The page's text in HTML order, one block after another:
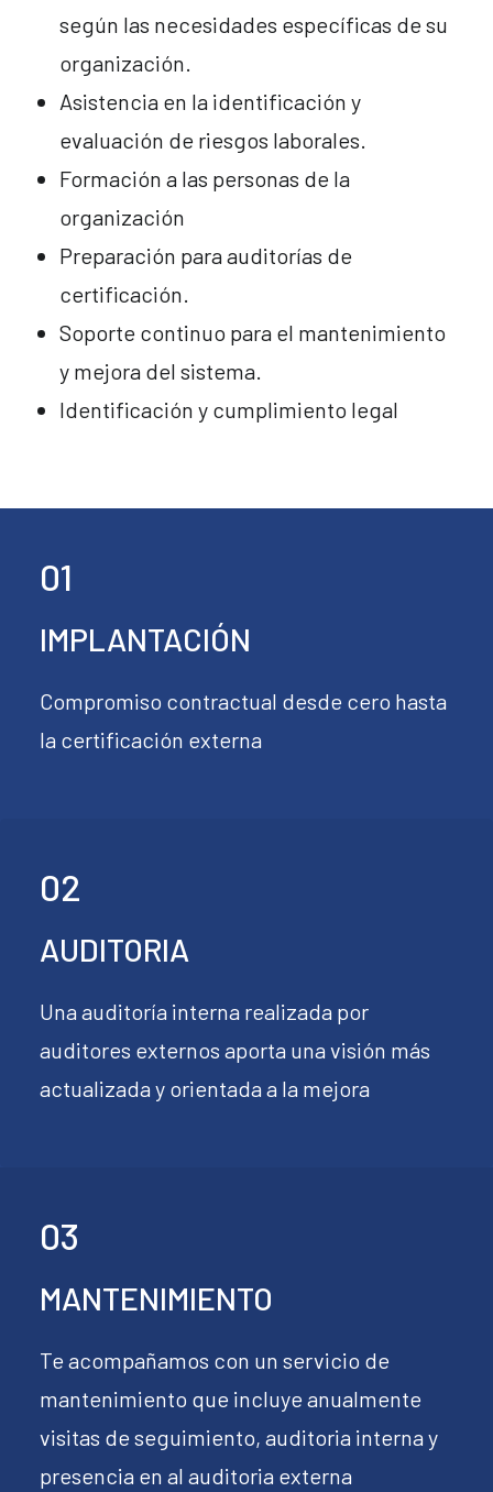
según las necesidades específicas de su
organización.
Asistencia en la identificación y
evaluación de riesgos laborales.
Formación a las personas de la
organización
Preparación para auditorías de
certificación.
Soporte continuo para el mantenimiento
y mejora del sistema.
Identificación y cumplimiento legal
01
IMPLANTACIÓN
Compromiso contractual desde cero hasta
la certificación externa
02
AUDITORIA
Una auditoría interna realizada por
auditores externos aporta una visión más
actualizada y orientada a la mejora
03
MANTENIMIENTO
Te acompañamos con un servicio de
mantenimiento que incluye anualmente
visitas de seguimiento, auditoria interna y
presencia en al auditoria externa